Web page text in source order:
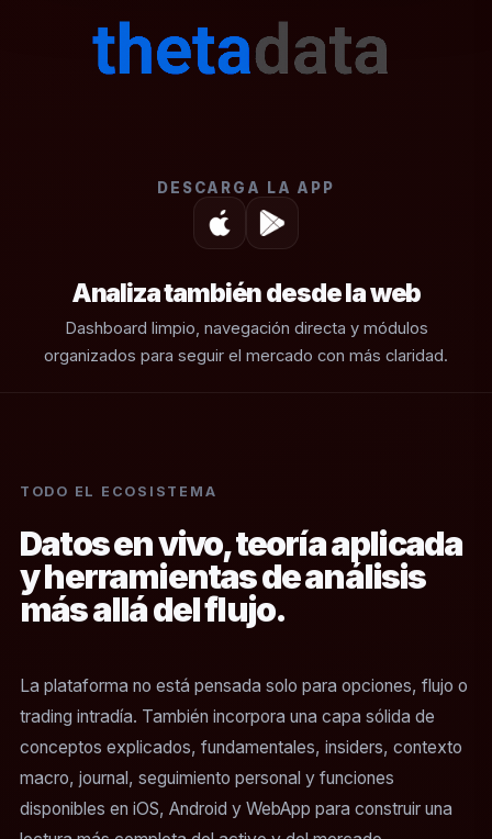
DESCARGA LA APP
Analiza también desde la web
Dashboard limpio, navegación directa y módulos
organizados para seguir el mercado con más claridad.
TODO EL ECOSISTEMA
Datos en vivo, teoría aplicada
y herramientas de análisis
más allá del flujo.
La plataforma no está pensada solo para opciones, flujo o
trading intradía. También incorpora una capa sólida de
conceptos explicados, fundamentales, insiders, contexto
macro, journal, seguimiento personal y funciones
disponibles en iOS, Android y WebApp para construir una